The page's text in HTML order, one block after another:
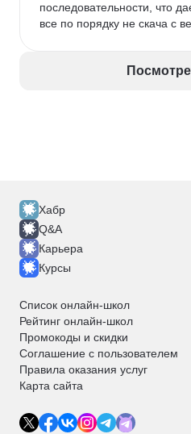
последовательности, что
все по порядку не скача с
Хабр
Q&A
Карьера
Курсы
Список онлайн-школ
Рейтинг онлайн-школ
Промокоды и скидки
Соглашение с пользователем
Правила оказания услуг
Карта сайта